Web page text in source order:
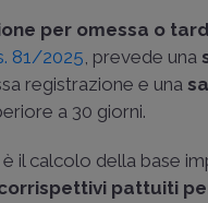
per omessa o
81/2025, prevede una
registrazione e una
a 30 giorni.
il calcolo della base
pattuiti